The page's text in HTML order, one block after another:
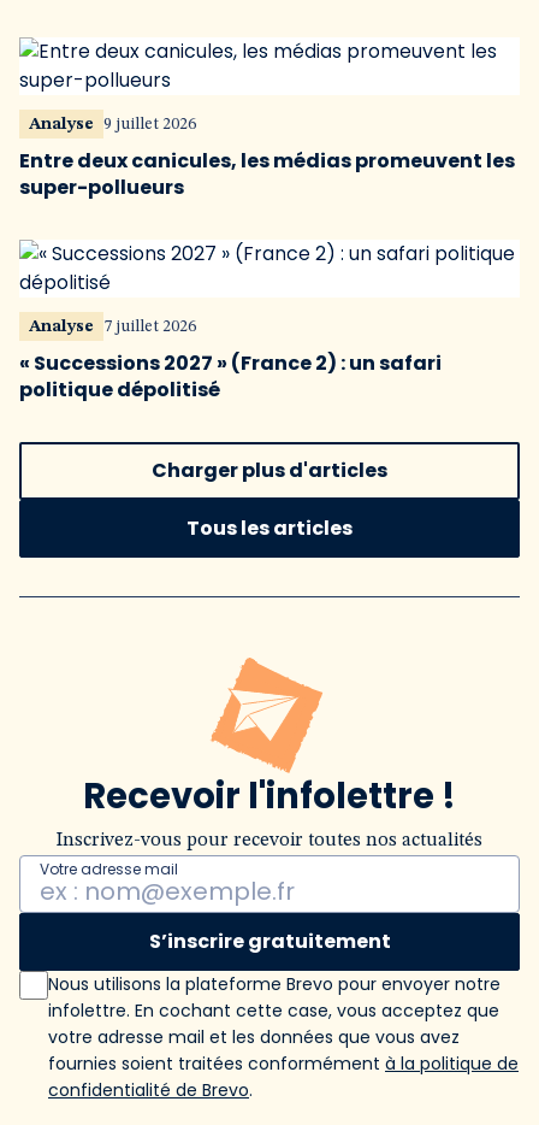
Analyse 9 juillet 2026
Entre deux canicules, les médias promeuvent les
super-pollueurs
Analyse 7 juillet 2026
« Successions 2027 » (France 2) : un safari
politique dépolitisé
Charger plus d'articles
Tous les articles
Recevoir l'infolettre !
Inscrivez-vous pour recevoir toutes nos actualités
Votre adresse mail
S’inscrire gratuitement
Nous utilisons la plateforme Brevo pour envoyer notre
infolettre. En cochant cette case, vous acceptez que
votre adresse mail et les données que vous avez
fournies soient traitées conformément à la politique de
confidentialité de Brevo.